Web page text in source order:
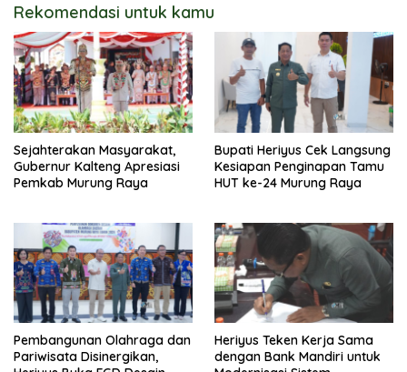
Rekomendasi untuk kamu
Sejahterakan Masyarakat,
Gubernur Kalteng Apresiasi
Pemkab Murung Raya
Bupati Heriyus Cek Langsung
Kesiapan Penginapan Tamu
HUT ke-24 Murung Raya
Pembangunan Olahraga dan
Pariwisata Disinergikan,
Heriyus Teken Kerja Sama
dengan Bank Mandiri untuk